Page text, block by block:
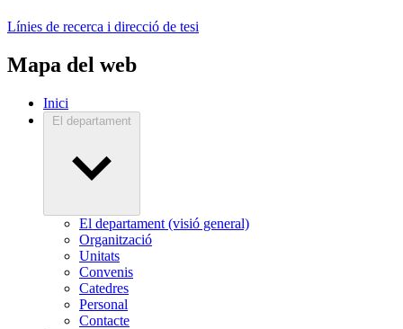
Línies de recerca i direcció de tesi
Mapa del web
Inici
El departament
El departament (visió general)
Organització
Unitats
Convenis
Catedres
Personal
Contacte